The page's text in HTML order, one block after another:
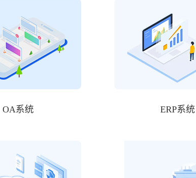
OA系统 ERP系统